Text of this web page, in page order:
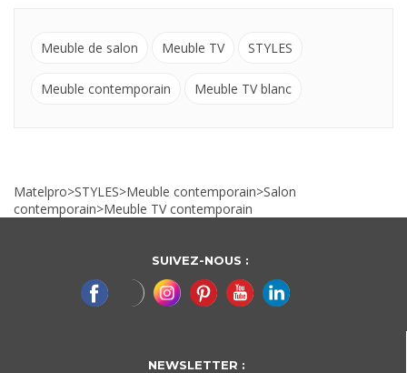
Meuble de salon Meuble TV STYLES
Meuble contemporain Meuble TV blanc
Matelpro>STYLES>Meuble contemporain>Salon
contemporain>Meuble TV contemporain
SUIVEZ-NOUS :
NEWSLETTER :